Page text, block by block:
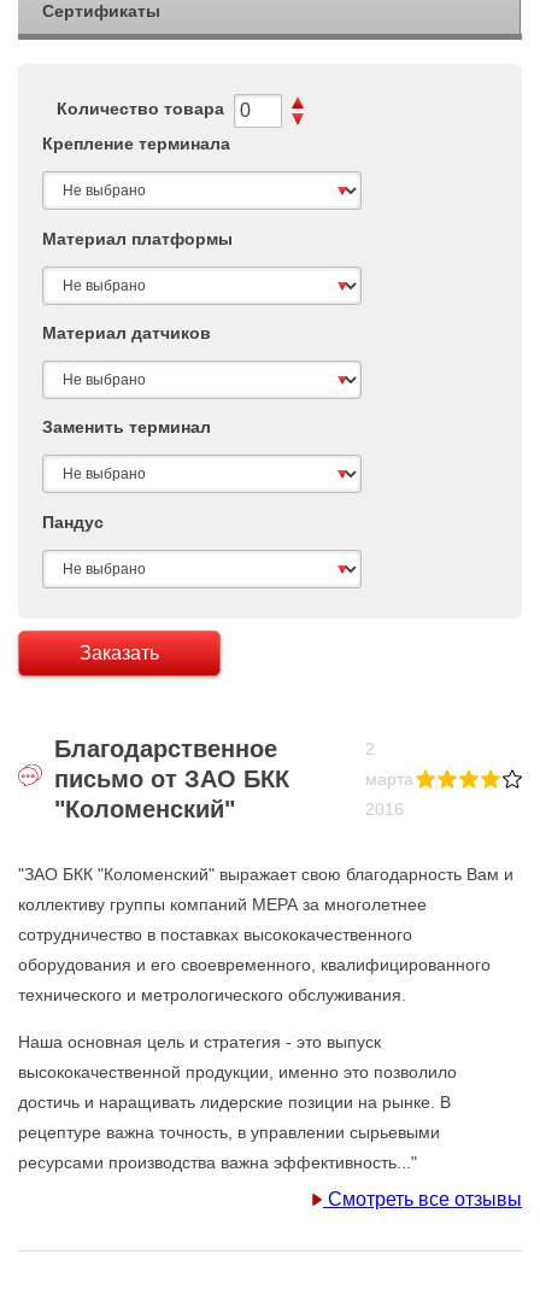
Сертификаты
Количество товара
Крепление терминала
Материал платформы
Материал датчиков
Заменить терминал
Пандус
Заказать
Благодарственное
письмо от ЗАО БКК
"Коломенский"
2
марта
2016
"ЗАО БКК "Коломенский" выражает свою благодарность Вам и
коллективу группы компаний МЕРА за многолетнее
сотрудничество в поставках высококачественного
оборудования и его своевременного, квалифицированного
технического и метрологического обслуживания.
Наша основная цель и стратегия - это выпуск
высококачественной продукции, именно это позволило
достичь и наращивать лидерские позиции на рынке. В
рецептуре важна точность, в управлении сырьевыми
ресурсами производства важна эффективность..."
Смотреть все отзывы